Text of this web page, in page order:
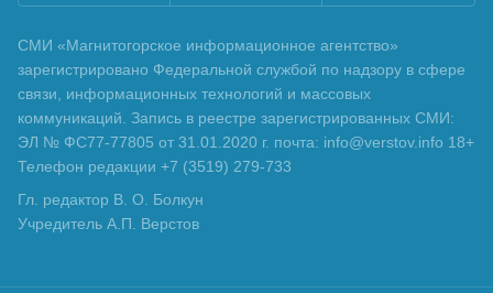
СМИ «Магнитогорское информационное агентство»
зарегистрировано Федеральной службой по надзору в сфере
связи, информационных технологий и массовых
коммуникаций. Запись в реестре зарегистрированных СМИ:
ЭЛ № ФС77-77805 от 31.01.2020 г. почта: info@verstov.info 18+
Телефон редакции +7 (3519) 279-733
Гл. редактор В. О. Болкун
Учредитель А.П. Верстов